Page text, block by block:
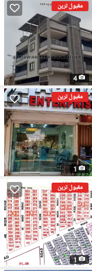
مقبول ترین
4
مقبول ترین
1
مقبول ترین
1